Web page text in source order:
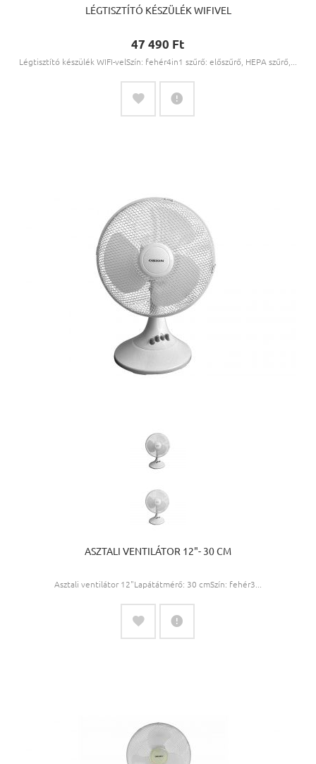
LÉGTISZTÍTÓ KÉSZÜLÉK WIFIVEL
47 490 Ft‎
Légtisztító készülék WIFI-velSzín: fehér4in1 szűrő: előszűrő, HEPA szűrő,...
ASZTALI VENTILÁTOR 12"- 30 CM
Asztali ventilátor 12"Lapátátmérő: 30 cmSzín: fehér3...